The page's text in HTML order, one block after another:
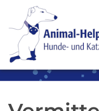
SKIP TO MAIN